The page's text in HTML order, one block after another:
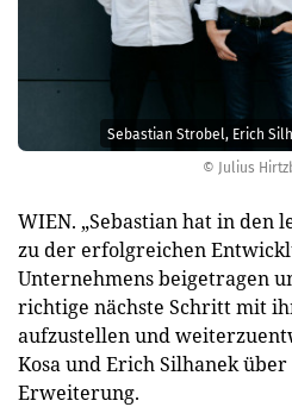
© Julius
Sebastian Strobel, Erich
WIEN. „Sebastian hat in den
zu der erfolgreichen
Unternehmens beigetragen
richtige nächste Schritt mit
aufzustellen und
Kosa und Erich Silhanek
Erweiterung.